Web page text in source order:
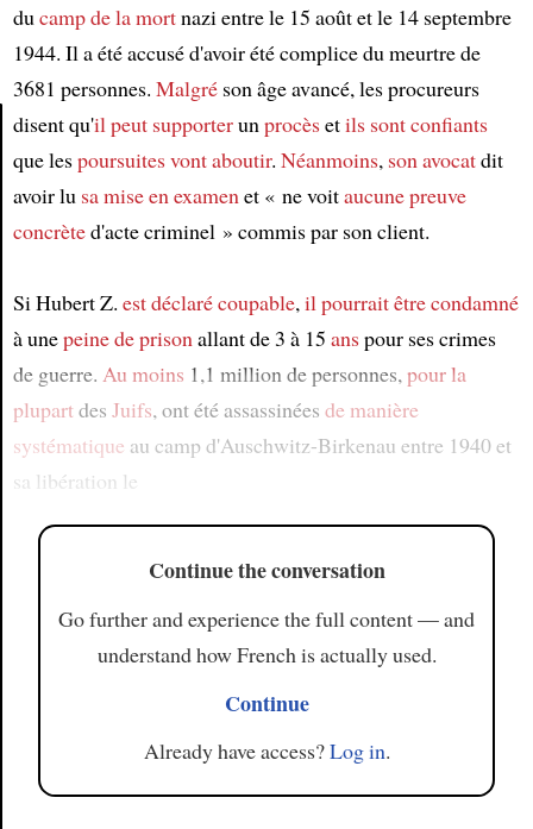
Article
ducamp de la mortnazi entre le 15 août et le 14 septembre
1944. Il a été accusé d'avoir été complice du meurtre de
3681 personnes. Malgréson âge avancé, les procureurs
disent qu'il peut supporterunprocèsetils sont confiants
que lespoursuitesvont aboutir. Néanmoins, son avocatdit
avoir lu sa mise en examenet « ne voitaucune preuve
concrèted'acte criminel » commis par son client.
Si Hubert Z. est déclaré coupable,il pourrait être condamné
à unepeine de prisonallant de 3 à 15 anspour ses crimes
de guerre. Au moins 1,1 million de personnes,pour la
plupartdes Juifs, ont été assassinées de manière
systématique au camp d'Auschwitz-Birkenau entre 1940 et
sa libération le
Continue the conversation
Go further and experience the full content — and
understand how French is actually used.
Continue
Already have access?Log in.